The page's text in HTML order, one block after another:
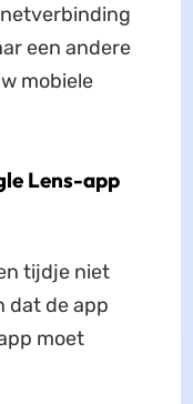
een andere
mobiele
Lens-app
tijdje niet
dat de app
moet